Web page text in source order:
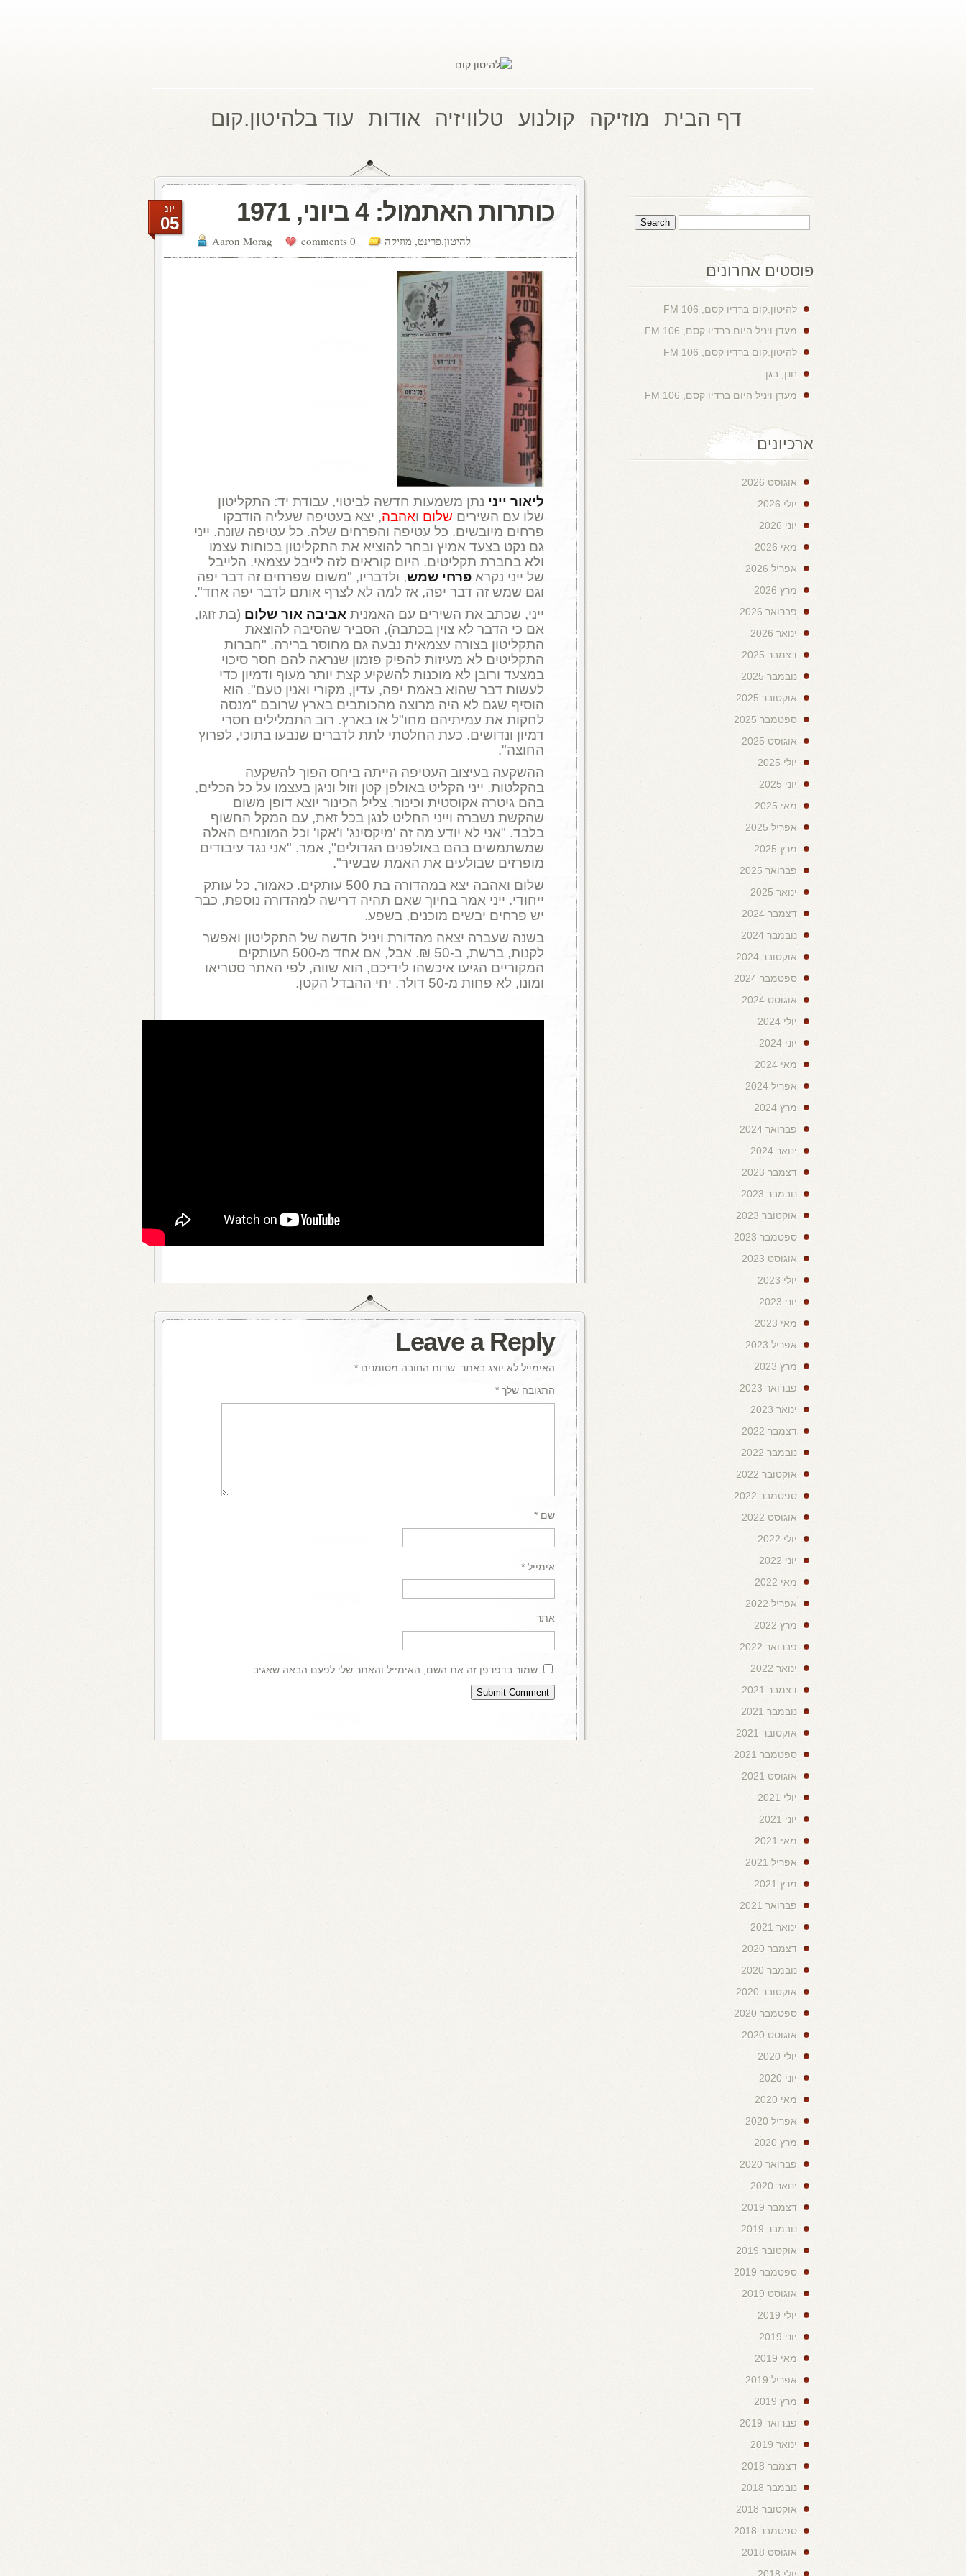
דף הבית מוזיקה קולנוע טלוויזיה אודות עוד בלהיטון.קום
כותרות האתמול: 4 ביוני, 1971
Aaron Morag 0 comments להיטון.פרינט, מוזיקה
יונ
05
ליאור ייני נתן משמעות חדשה לביטוי, עבודת יד: התקליטון
שלו עם השירים שלום ואהבה, יצא בעטיפה שעליה הודבקו
פרחים מיובשים. כל עטיפה והפרחים שלה. כל עטיפה שונה. ייני
גם נקט בצעד אמיץ ובחר להוציא את התקליטון בכוחות עצמו
ולא בחברת תקליטים. היום קוראים לזה לייבל עצמאי. הלייבל
של ייני נקרא פרחי שמש, ולדבריו, "משום שפרחים זה דבר יפה
וגם שמש זה דבר יפה, אז למה לא לצרף אותם לדבר יפה אחד".
ייני, שכתב את השירים עם האמנית אביבה אור שלום (בת זוגו,
אם כי הדבר לא צוין בכתבה), הסביר שהסיבה להוצאת
התקליטון בצורה עצמאית נבעה גם מחוסר ברירה. "חברות
התקליטים לא מעיזות להפיק פזמון שנראה להם חסר סיכוי
במצעד ורובן לא מוכנות להשקיע קצת יותר מעוף ודמיון כדי
לעשות דבר שהוא באמת יפה, עדין, מקורי ואנין טעם". הוא
הוסיף שגם לא היה מרוצה מהכותבים בארץ שרובם "מנסה
לחקות את עמיתיהם מחו"ל או בארץ. רוב התמלילים חסרי
דמיון ונדושים. כעת החלטתי לתת לדברים שנבעו בתוכי, לפרוץ
החוצה".
ההשקעה בעיצוב העטיפה הייתה ביחס הפוך להשקעה
בהקלטות. ייני הקליט באולפן קטן וזול וניגן בעצמו על כל הכלים,
בהם גיטרה אקוסטית וכינור. צליל הכינור יוצא דופן משום
שהקשת נשברה וייני החליט לנגן בכל זאת, עם המקל החשוף
בלבד. "אני לא יודע מה זה 'מיקסינג' ו'אקו' וכל המונחים האלה
שמשתמשים בהם באולפנים הגדולים", אמר. "אני נגד עיבודים
מופרזים שבולעים את האמת שבשיר".
שלום ואהבה יצא במהדורה בת 500 עותקים. כאמור, כל עותק
ייחודי. ייני אמר בחיוך שאם תהיה דרישה למהדורה נוספת, כבר
יש פרחים יבשים מוכנים, בשפע.
בשנה שעברה יצאה מהדורת ויניל חדשה של התקליטון ואפשר
לקנות, ברשת, ב-50 ₪. אבל, אם אחד מ-500 העותקים
המקוריים הגיעו איכשהו לידיכם, הוא שווה, לפי האתר סטריאו
ומונו, לא פחות מ-50 דולר. יחי ההבדל הקטן.
Leave a Reply
האימייל לא יוצג באתר. שדות החובה מסומנים *
התגובה שלך *
שם *
אימייל *
אתר
שמור בדפדפן זה את השם, האימייל והאתר שלי לפעם הבאה שאגיב.
פוסטים אחרונים
להיטון.קום ברדיו קסם, 106 FM
מעדן ויניל היום ברדיו קסם, 106 FM
להיטון.קום ברדיו קסם, 106 FM
חנן, בגן
מעדן ויניל היום ברדיו קסם, 106 FM
ארכיונים
אוגוסט 2026
יולי 2026
יוני 2026
מאי 2026
אפריל 2026
מרץ 2026
פברואר 2026
ינואר 2026
דצמבר 2025
נובמבר 2025
אוקטובר 2025
ספטמבר 2025
אוגוסט 2025
יולי 2025
יוני 2025
מאי 2025
אפריל 2025
מרץ 2025
פברואר 2025
ינואר 2025
דצמבר 2024
נובמבר 2024
אוקטובר 2024
ספטמבר 2024
אוגוסט 2024
יולי 2024
יוני 2024
מאי 2024
אפריל 2024
מרץ 2024
פברואר 2024
ינואר 2024
דצמבר 2023
נובמבר 2023
אוקטובר 2023
ספטמבר 2023
אוגוסט 2023
יולי 2023
יוני 2023
מאי 2023
אפריל 2023
מרץ 2023
פברואר 2023
ינואר 2023
דצמבר 2022
נובמבר 2022
אוקטובר 2022
ספטמבר 2022
אוגוסט 2022
יולי 2022
יוני 2022
מאי 2022
אפריל 2022
מרץ 2022
פברואר 2022
ינואר 2022
דצמבר 2021
נובמבר 2021
אוקטובר 2021
ספטמבר 2021
אוגוסט 2021
יולי 2021
יוני 2021
מאי 2021
אפריל 2021
מרץ 2021
פברואר 2021
ינואר 2021
דצמבר 2020
נובמבר 2020
אוקטובר 2020
ספטמבר 2020
אוגוסט 2020
יולי 2020
יוני 2020
מאי 2020
אפריל 2020
מרץ 2020
פברואר 2020
ינואר 2020
דצמבר 2019
נובמבר 2019
אוקטובר 2019
ספטמבר 2019
אוגוסט 2019
יולי 2019
יוני 2019
מאי 2019
אפריל 2019
מרץ 2019
פברואר 2019
ינואר 2019
דצמבר 2018
נובמבר 2018
אוקטובר 2018
ספטמבר 2018
אוגוסט 2018